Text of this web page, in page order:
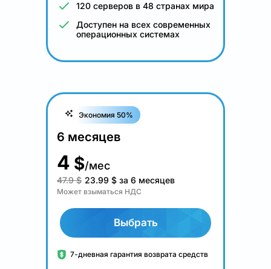
120 серверов в 48 странах мира
Доступен на всех современных
операционных системах
Экономия 50%
6 месяцев
4 $/мес
47.9 $ 23.99 $ за 6 месяцев
Может взыматься НДС
Выбрать
7-дневная гарантия возврата средств